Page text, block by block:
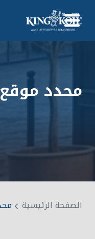
منتجات
اتصال
0
محدد موقع
الصفحة الرئيسية